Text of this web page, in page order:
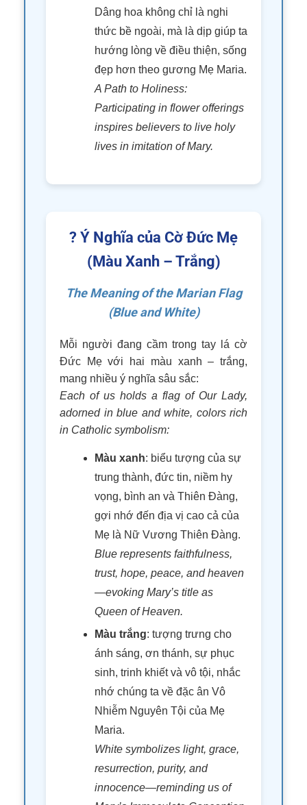
Dâng hoa không chỉ là nghi
thức bề ngoài, mà là dịp giúp ta
hướng lòng về điều thiện, sống
đẹp hơn theo gương Mẹ Maria.
A Path to Holiness:
Participating in flower offerings
inspires believers to live holy
lives in imitation of Mary.
? Ý Nghĩa của Cờ Đức Mẹ
(Màu Xanh – Trắng)
The Meaning of the Marian Flag
(Blue and White)
Mỗi người đang cầm trong tay lá cờ
Đức Mẹ với hai màu xanh – trắng,
mang nhiều ý nghĩa sâu sắc:
Each of us holds a flag of Our Lady,
adorned in blue and white, colors rich
in Catholic symbolism:
Màu xanh: biểu tượng của sự
trung thành, đức tin, niềm hy
vọng, bình an và Thiên Đàng,
gợi nhớ đến địa vị cao cả của
Mẹ là Nữ Vương Thiên Đàng.
Blue represents faithfulness,
trust, hope, peace, and heaven
—evoking Mary’s title as
Queen of Heaven.
Màu trắng: tượng trưng cho
ánh sáng, ơn thánh, sự phục
sinh, trinh khiết và vô tội, nhắc
nhớ chúng ta về đặc ân Vô
Nhiễm Nguyên Tội của Mẹ
Maria.
White symbolizes light, grace,
resurrection, purity, and
innocence—reminding us of